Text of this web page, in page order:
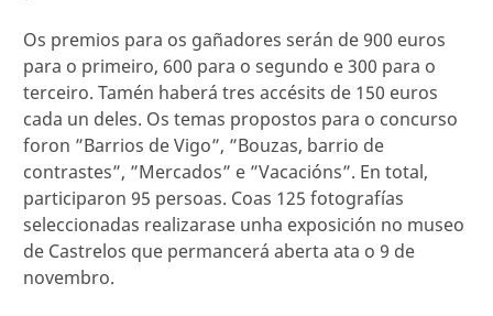
Os premios para os gañadores serán de 900 euros
para o primeiro, 600 para o segundo e 300 para o
terceiro. Tamén haberá tres accésits de 150 euros
cada un deles. Os temas propostos para o concurso
foron ”Barrios de Vigo”, ”Bouzas, barrio de
contrastes”, ”Mercados” e ”Vacacións”. En total,
participaron 95 persoas. Coas 125 fotografías
seleccionadas realizarase unha exposición no museo
de Castrelos que permancerá aberta ata o 9 de
novembro.